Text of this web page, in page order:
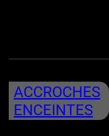
ACCROCHES
ENCEINTES